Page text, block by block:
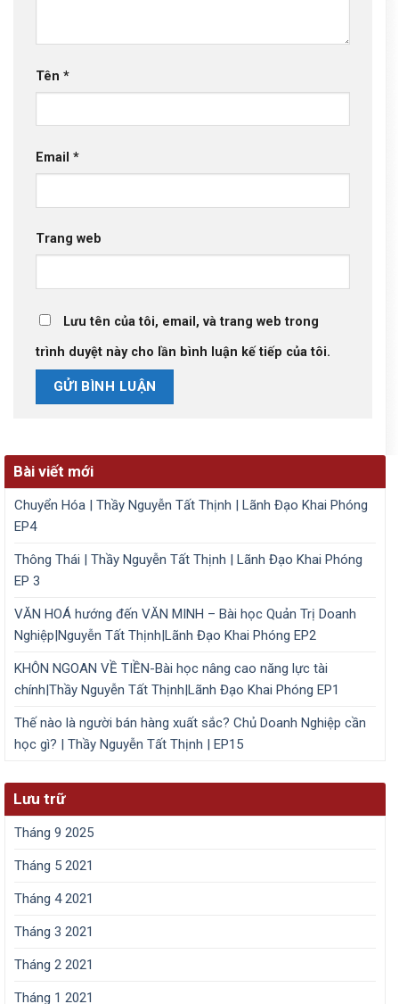
Tên *
Email *
Trang web
Lưu tên của tôi, email, và trang web trong
trình duyệt này cho lần bình luận kế tiếp của tôi.
Bài viết mới
Chuyển Hóa | Thầy Nguyễn Tất Thịnh | Lãnh Đạo Khai Phóng
EP4
Thông Thái | Thầy Nguyễn Tất Thịnh | Lãnh Đạo Khai Phóng
EP 3
VĂN HOÁ hướng đến VĂN MINH – Bài học Quản Trị Doanh
Nghiệp|Nguyễn Tất Thịnh|Lãnh Đạo Khai Phóng EP2
KHÔN NGOAN VỀ TIỀN-Bài học nâng cao năng lực tài
chính|Thầy Nguyễn Tất Thịnh|Lãnh Đạo Khai Phóng EP1
Thế nào là người bán hàng xuất sắc? Chủ Doanh Nghiệp cần
học gì? | Thầy Nguyễn Tất Thịnh | EP15
Lưu trữ
Tháng 9 2025
Tháng 5 2021
Tháng 4 2021
Tháng 3 2021
Tháng 2 2021
Tháng 1 2021